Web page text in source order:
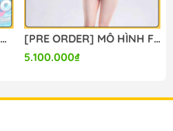
[PRE ORDER] MÔ HÌNH Chisa Swimsuit Ver. - Wuthering Waves (Yaomengmeng Studio) FIGURE CHÍNH HÃNG
[PRE ORDER] MÔ HÌNH Firefly - Honkai Star Rail (Lunaria Studio) FIGURE CHÍNH HÃNG
5.100.000₫